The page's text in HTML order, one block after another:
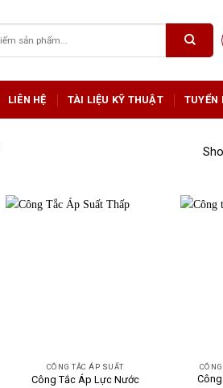
LIÊN HỆ TÀI LIỆU KỸ THUẬT TUYỂN
CÔNG TẮC ÁP SUẤT
Công Tắc Áp Lực Nước